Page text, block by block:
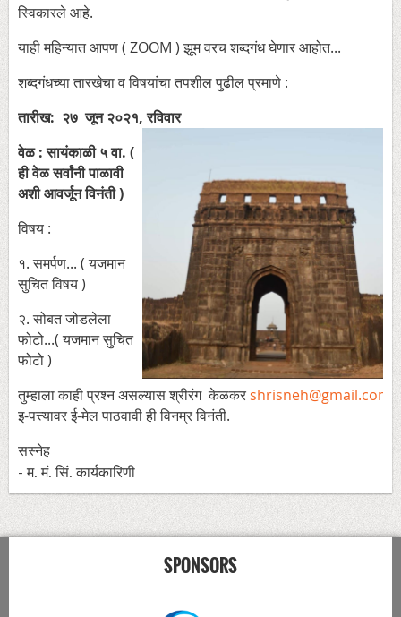
स्विकारले आहे.
याही महिन्यात आपण ( ZOOM ) झूम वरच शब्दगंध घेणार आहोत...
शब्दगंधच्या तारखेचा व विषयांचा तपशील पुढील प्रमाणे :
तारीख: २७ जून २०२१, रविवार
वेळ : सायंकाळी ५ वा. (
ही वेळ सर्वांनी पाळावी
अशी आवर्जून विनंती )
विषय :
१. समर्पण... ( यजमान
सुचित विषय )
२. सोबत जोडलेला
फोटो...( यजमान सुचित
फोटो )
तुम्हाला काही प्रश्न असल्यास श्रीरंग केळकरshrisneh@gmail.com
इ-पत्त्यावर ई-मेल पाठवावी ही विनम्र विनंती.
सस्नेह
- म. मं. सिं. कार्यकारिणी
SPONSORS